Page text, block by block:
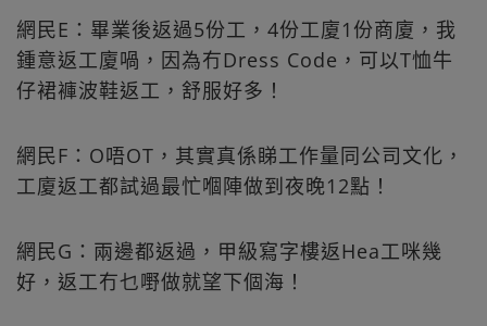
網民E：畢業後返過5份工，4份工廈1份商廈，我
鍾意返工廈喎，因為冇Dress Code，可以T恤牛
仔裙褲波鞋返工，舒服好多！
網民F：O唔OT，其實真係睇工作量同公司文化，
工廈返工都試過最忙嗰陣做到夜晚12點！
網民G：兩邊都返過，甲級寫字樓返Hea工咪幾
好，返工冇乜嘢做就望下個海！